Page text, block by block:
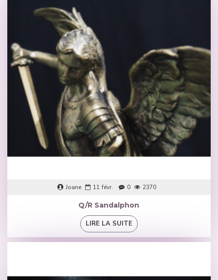
Joane 11 févr. 0 2370
Q/R Sandalphon
LIRE LA SUITE